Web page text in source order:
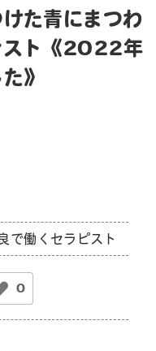
た青にまつわ
スト《2022年
》
で働くセラピスト
0